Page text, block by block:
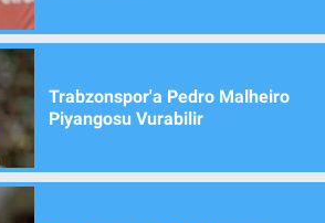
Trabzonspor'a Pedro Malheiro
Piyangosu Vurabilir